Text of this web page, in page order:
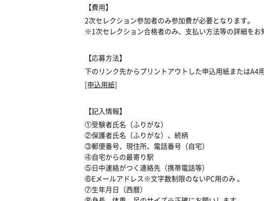
【費用】
2次セレクション参加者のみ参加費が必要となります。
※1次セレクション合格者のみ、支払い方法等の詳細をお
【応募方法】
下のリンク先からプリントアウトした申込用紙またはA4
[申込用紙]
【記入情報】
①受験者氏名（ふりがな）
②保護者氏名（ふりがな）、続柄
③郵便番号、現住所、電話番号（自宅）
④自宅からの最寄り駅
⑤日中連絡がつく連絡先（携帯電話等）
⑥Eメールアドレス※文字数制限のないPC用のみ 。
⑦生年月日（西暦）